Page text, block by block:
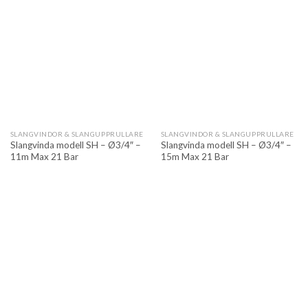
SLANGVINDOR & SLANGUPPRULLARE
Slangvinda modell SH – Ø3/4″ –
11m Max 21 Bar
SLANGVINDOR & SLANGUPPRULLARE
Slangvinda modell SH – Ø3/4″ –
15m Max 21 Bar